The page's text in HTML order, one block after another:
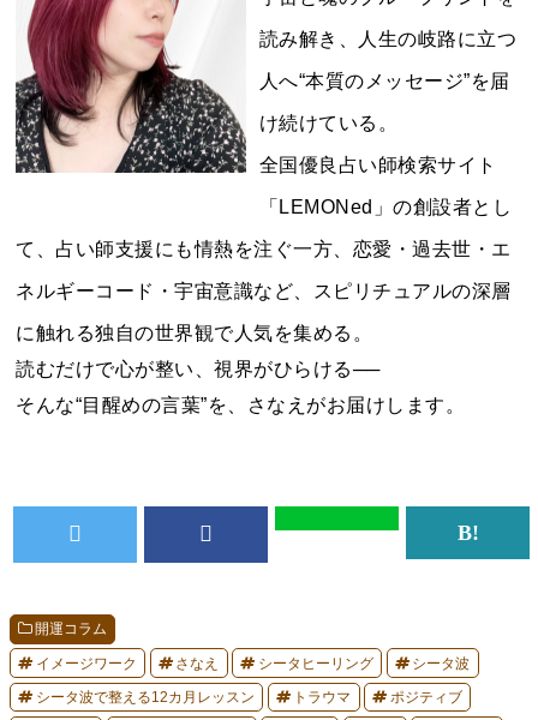
読み解き、人生の岐路に立つ
人へ“本質のメッセージ”を届
け続けている。
全国優良占い師検索サイト
「LEMONed」の創設者とし
て、占い師支援にも情熱を注ぐ一方、恋愛・過去世・エ
ネルギーコード・宇宙意識など、スピリチュアルの深層
に触れる独自の世界観で人気を集める。
読むだけで心が整い、視界がひらける──
そんな“目醒めの言葉”を、さなえがお届けします。
開運コラム
イメージワーク さなえ シータヒーリング シータ波
シータ波で整える12カ月レッスン トラウマ ポジティブ